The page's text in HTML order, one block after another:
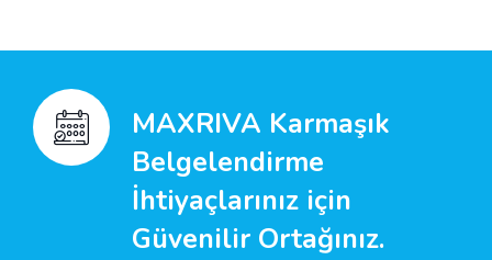
MAXRIVA Karmaşık
Belgelendirme
İhtiyaçlarınız için
Güvenilir Ortağınız.